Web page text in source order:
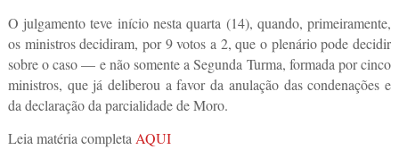
O julgamento teve início nesta quarta (14), quando, primeiramente,
os ministros decidiram, por 9 votos a 2, que o plenário pode decidir
sobre o caso — e não somente a Segunda Turma, formada por cinco
ministros, que já deliberou a favor da anulação das condenações e
da declaração da parcialidade de Moro.
Leia matéria completa AQUI